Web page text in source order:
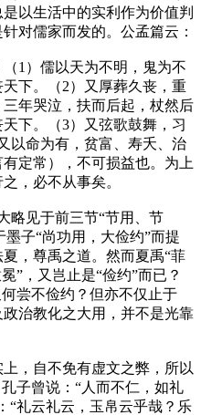
以生活中的实利作为价值判
对儒家而发的。公孟篇云：
1）儒以天为不明，鬼为不
下。（2）又厚葬久丧，重
年哭泣，扶而后起，杖然后
下。（3）又弦歌鼓舞，习
以命为有，贫富、寿夭、治
定常），不可损益也。为上
，必不从事矣。
略见于前三节“节用、节
墨子“尚功用，大俭约”而提
，尊禹之道。然而夏禹“菲
”，又岂止是“俭约”而已？
尝不俭约？但亦不仅止于
治教化之大用，并不是光靠
，自不免有虚文之弊，所以
子曾说：“人而不仁，如礼
“礼云礼云，玉帛云乎哉？乐